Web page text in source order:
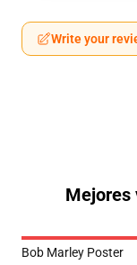
Write your
Mejores
Bob Marley Poster